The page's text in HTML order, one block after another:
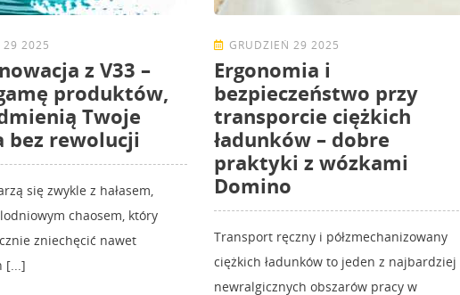
29 2025
z V33 –
produktów,
Twoje
bez rewolucji
się zwykle z hałasem,
chaosem, który
zniechęcić nawet
[...]
GRUDZIEŃ 29 2025
Ergonomia i
bezpieczeństwo przy
transporcie ciężkich
ładunków – dobre
praktyki z wózkami
Domino
Transport ręczny i półzmechanizowany
ciężkich ładunków to jeden z najbardziej
newralgicznych obszarów pracy w